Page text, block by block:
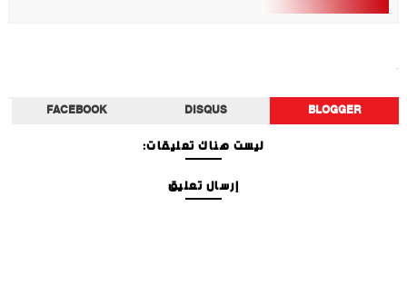
BLOGGER
DISQUS
FACEBOOK
ليست هناك تعليقات:
إرسال تعليق